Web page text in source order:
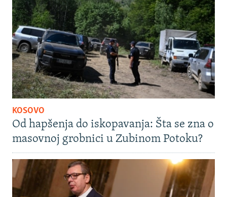
KOSOVO
Od hapšenja do iskopavanja: Šta se zna o
masovnoj grobnici u Zubinom Potoku?